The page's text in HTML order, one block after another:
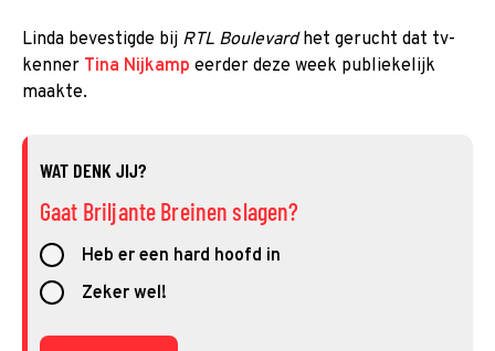
Linda bevestigde bij RTL Boulevardhet gerucht dat tv-
kenner Tina Nijkamp eerder deze week publiekelijk
maakte.
WAT DENK JIJ?
Gaat Briljante Breinen slagen?
Heb er een hard hoofd in
Zeker wel!